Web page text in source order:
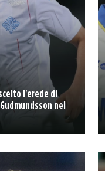
l'erede di
nel